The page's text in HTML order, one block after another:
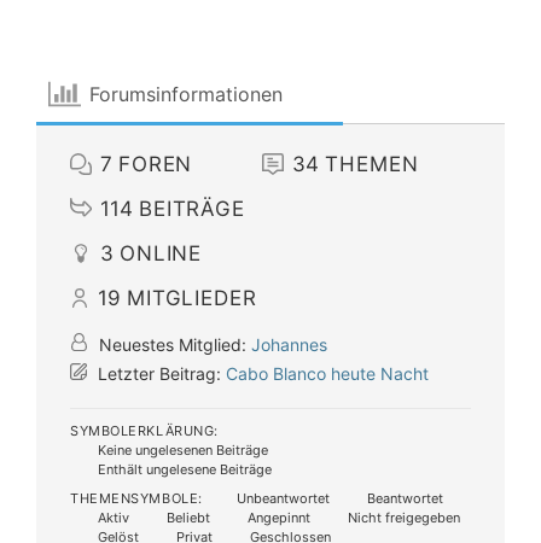
Forumsinformationen
7 FOREN 34 THEMEN
114 BEITRÄGE
3 ONLINE
19 MITGLIEDER
Neuestes Mitglied: Johannes
Letzter Beitrag: Cabo Blanco heute Nacht
SYMBOLERKLÄRUNG:
Keine ungelesenen Beiträge
Enthält ungelesene Beiträge
THEMENSYMBOLE:
Unbeantwortet
Beantwortet
Aktiv
Beliebt Angepinnt
Nicht freigegeben
Gelöst
Privat Geschlossen